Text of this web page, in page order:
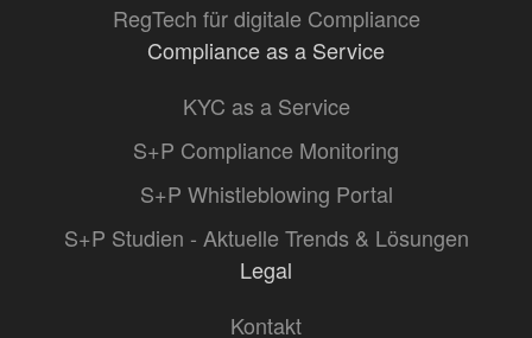
RegTech für digitale Compliance
Compliance as a Service
KYC as a Service
S+P Compliance Monitoring
S+P Whistleblowing Portal
S+P Studien - Aktuelle Trends & Lösungen
Legal
Kontakt